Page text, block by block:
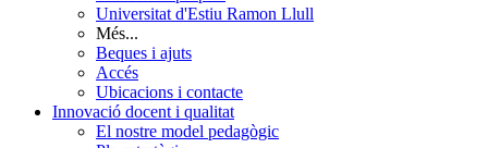
Universitat d'Estiu Ramon Llull
Més...
Beques i ajuts
Accés
Ubicacions i contacte
Innovació docent i qualitat
El nostre model pedagògic